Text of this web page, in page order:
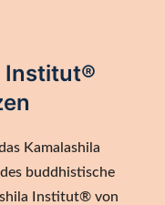
Institut®
Kamalashila
buddhistische
Institut® von